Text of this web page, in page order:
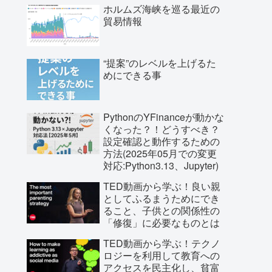
ホルムズ海峡を巡る最近の
貿易情報
“提案”のレベルを上げるた
めにできる事
PythonのYFinanceが動かな
くなった？！どうすべき？
設定確認と動作するための
方法(2025年05月での変更
対応:Python3.13、Jupyter)
TED動画から学ぶ！良い親
としてふるまうためにでき
ること、子供との関係性の
「修復」に必要なものとは
TED動画から学ぶ！テクノ
ロジーを利用して教育への
アクセスを民主化し、貧富